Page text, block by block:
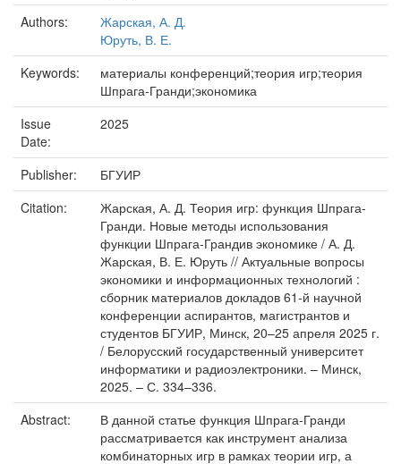
Authors:
Жарская, А. Д.
Юруть, В. Е.
Keywords:
материалы конференций;теория игр;теория
Шпрага-Гранди;экономика
Issue
Date:
2025
Publisher:
БГУИР
Citation:
Жарская, А. Д. Теория игр: функция Шпрага-
Гранди. Новые методы использования
функции Шпрага-Грандив экономике / А. Д.
Жарская, В. Е. Юруть // Актуальные вопросы
экономики и информационных технологий :
сборник материалов докладов 61-й научной
конференции аспирантов, магистрантов и
студентов БГУИР, Минск, 20–25 апреля 2025 г.
/ Белорусский государственный университет
информатики и радиоэлектроники. – Минск,
2025. – С. 334–336.
Abstract:
В данной статье функция Шпрага-Гранди
рассматривается как инструмент анализа
комбинаторных игр в рамках теории игр, а